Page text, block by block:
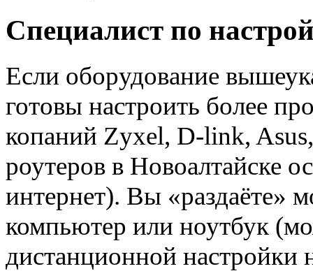
Специалист по
Если оборудование
готовы настроить более
копаний Zyxel, D-link,
роутеров в Новоалтайске
интернет). Вы «раздаёте»
компьютер или ноутбук
дистанционной